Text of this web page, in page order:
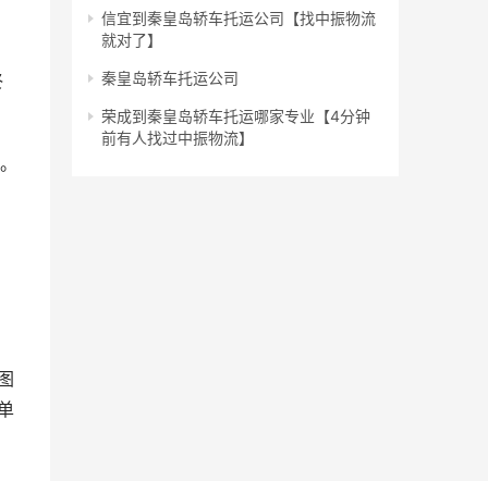
信宜到秦皇岛轿车托运公司【找中振物流
就对了】
秦皇岛轿车托运公司
荣成到秦皇岛轿车托运哪家专业【4分钟
前有人找过中振物流】